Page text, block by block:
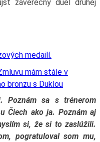
záverečný duel druhej
mám stále v
bronzu s Duklou
Poznám sa s trénerom
Čiech ako ja. Poznám aj
si, že si to zaslúžili.
pogratuloval som mu,